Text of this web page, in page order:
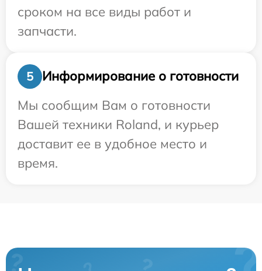
сроком на все виды работ и
запчасти.
5
Информирование о готовности
Мы сообщим Вам о готовности
Вашей техники Roland, и курьер
доставит ее в удобное место и
время.